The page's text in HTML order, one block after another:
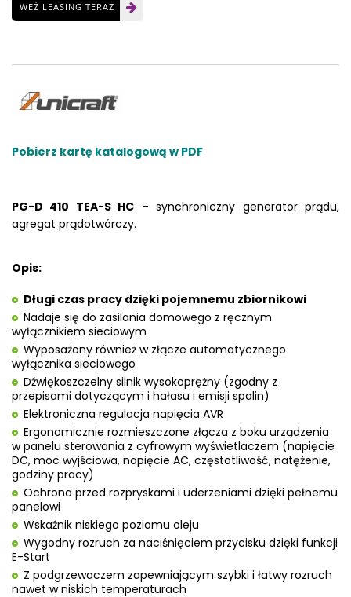
WEŹ LEASING TERAZ
Pobierz kartę katalogową w PDF
PG-D 410 TEA-S HC – synchroniczny generator prądu,
agregat prądotwórczy.
Opis:
Długi czas pracy dzięki pojemnemu zbiornikowi
Nadaje się do zasilania domowego z ręcznym
wyłącznikiem sieciowym
Wyposażony również w złącze automatycznego
wyłącznika sieciowego
Dźwiękoszczelny silnik wysokoprężny (zgodny z
przepisami dotyczącym i hałasu i emisji spalin)
Elektroniczna regulacja napięcia AVR
Ergonomicznie rozmieszczone złącza z boku urządzenia
w panelu sterowania z cyfrowym wyświetlaczem (napięcie
DC, moc wyjściowa, napięcie AC, częstotliwość, natężenie,
godziny pracy)
Ochrona przed rozpryskami i uderzeniami dzięki pełnemu
panelowi
Wskaźnik niskiego poziomu oleju
Wygodny rozruch za naciśnięciem przycisku dzięki funkcji
E-Start
Z podgrzewaczem zapewniającym szybki i łatwy rozruch
nawet w niskich temperaturach